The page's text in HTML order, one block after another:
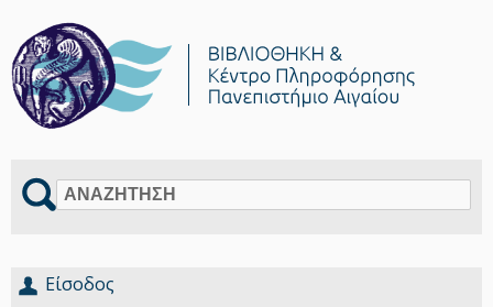
Αναζήτηση
Είσοδος